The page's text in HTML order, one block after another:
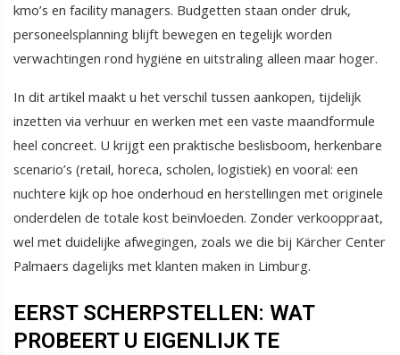
kmo’s en facility managers. Budgetten staan onder druk,
personeelsplanning blijft bewegen en tegelijk worden
verwachtingen rond hygiëne en uitstraling alleen maar hoger.
In dit artikel maakt u het verschil tussen aankopen, tijdelijk
inzetten via verhuur en werken met een vaste maandformule
heel concreet. U krijgt een praktische beslisboom, herkenbare
scenario’s (retail, horeca, scholen, logistiek) en vooral: een
nuchtere kijk op hoe onderhoud en herstellingen met originele
onderdelen de totale kost beïnvloeden. Zonder verkooppraat,
wel met duidelijke afwegingen, zoals we die bij Kärcher Center
Palmaers dagelijks met klanten maken in Limburg.
EERST SCHERPSTELLEN: WAT
PROBEERT U EIGENLIJK TE